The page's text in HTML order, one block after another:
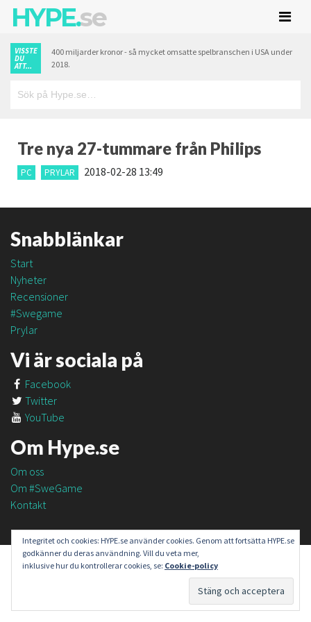
HYPE.se
VISSTE
DU
ATT...
400 miljarder kronor - så mycket omsatte spelbranschen i USA under
2018.
Tre nya 27-tummare från Philips
PC PRYLAR 2018-02-28 13:49
Snabblänkar
Start
Nyheter
Recensioner
#Swegame
Prylar
Vi är sociala på
Facebook
Twitter
YouTube
Om Hype.se
Om oss
Om #SweGame
Kontakt
Integritet och cookies: HYPE.se använder cookies. Genom att fortsätta HYPE.se
godkänner du deras användning. Vill du veta mer,
inklusive hur du kontrollerar cookies, se: Cookie-policy